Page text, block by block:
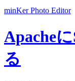
minKer Photo Editor
Apache
る